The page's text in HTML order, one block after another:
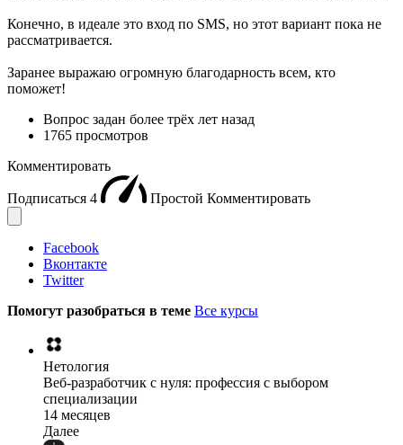
Конечно, в идеале это вход по SMS, но этот вариант пока не
рассматривается.
Заранее выражаю огромную благодарность всем, кто
поможет!
Вопрос задан более трёх лет назад
1765 просмотров
Комментировать
Подписаться 4 Простой Комментировать
Facebook
Вконтакте
Twitter
Помогут разобраться в теме Все курсы
Нетология
Веб-разработчик с нуля: профессия с выбором
специализации
14 месяцев
Далее